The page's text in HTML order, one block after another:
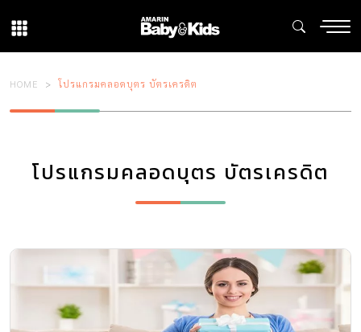
HOME โปรแกรมคลอดบุตร บัตรเครดิต
โปรแกรมคลอดบุตร บัตรเครดิต